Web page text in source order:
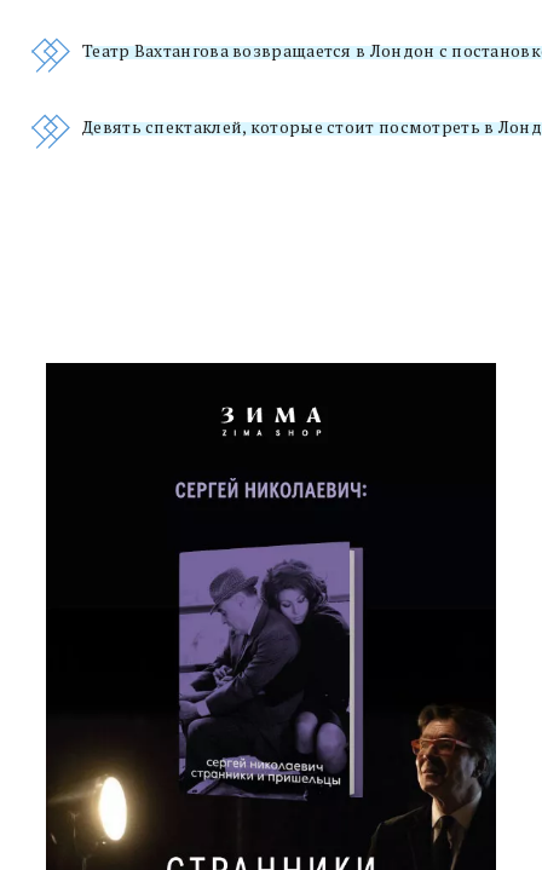
Театр Вахтангова возвращается в Лондон с
Девять спектаклей, которые стоит посмотреть в